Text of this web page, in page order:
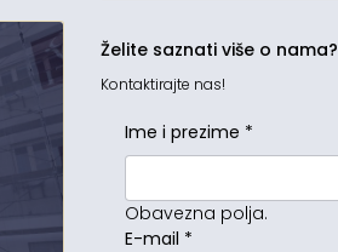
Želite saznati više o nama?
Kontaktirajte nas!
Ime i prezime *
Obavezna polja.
E-mail *